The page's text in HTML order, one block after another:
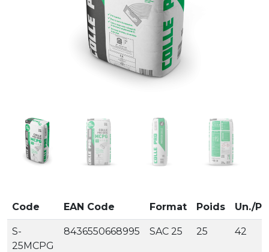
Code EAN Code Format Poids Un./
S-
25MCPG
8436550668995 SAC 25 25 42